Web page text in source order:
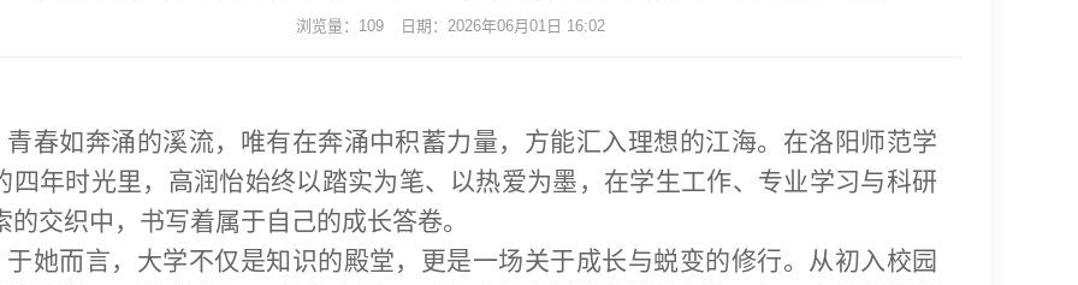
浏览量：109 日期：2026年06月01日 16:02
青春如奔涌的溪流，唯有在奔涌中积蓄力量，方能汇入理想的江海。在洛阳师范学
四年时光里，高润怡始终以踏实为笔、以热爱为墨，在学生工作、专业学习与科研
的交织中，书写着属于自己的成长答卷。
于她而言，大学不仅是知识的殿堂，更是一场关于成长与蜕变的修行。从初入校园